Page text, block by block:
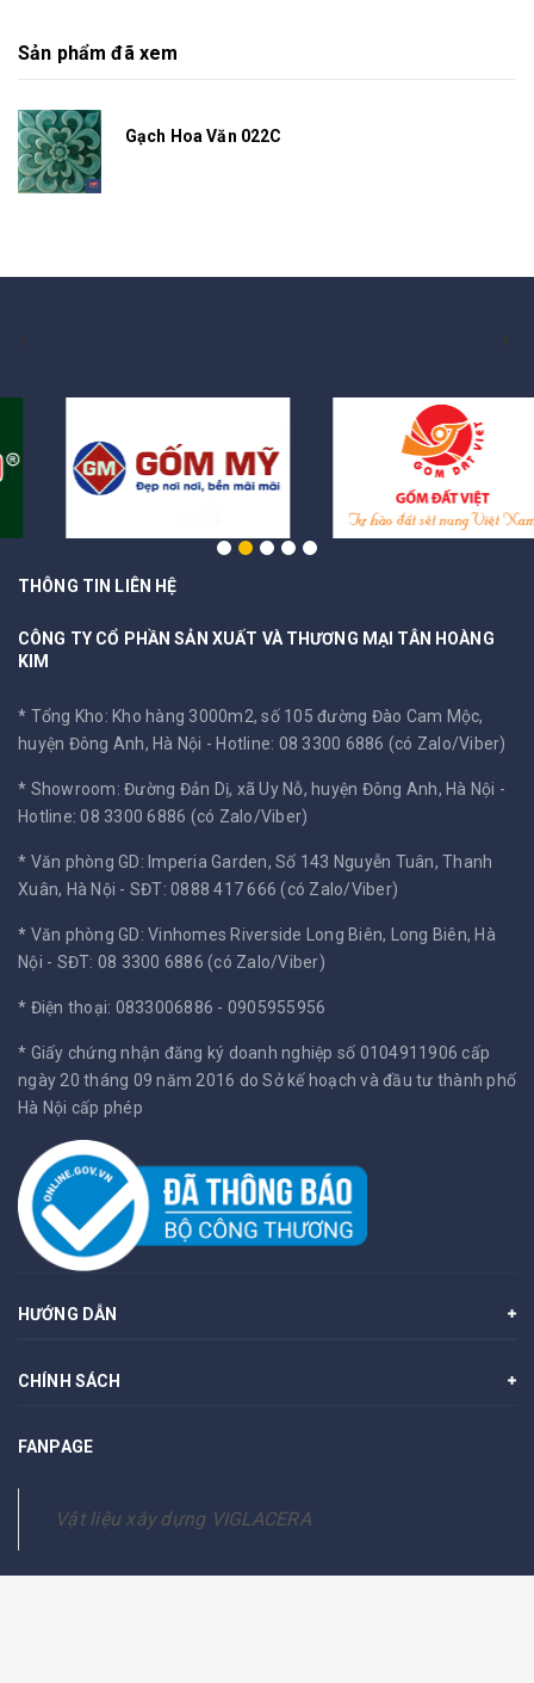
Sản phẩm đã xem
Gạch Hoa Văn 022C
THÔNG TIN LIÊN HỆ
CÔNG TY CỔ PHẦN SẢN XUẤT VÀ THƯƠNG MẠI TÂN HOÀNG
KIM
* Tổng Kho: Kho hàng 3000m2, số 105 đường Đào Cam Mộc,
huyện Đông Anh, Hà Nội - Hotline: 08 3300 6886 (có Zalo/Viber)
* Showroom: Đường Đản Dị, xã Uy Nỗ, huyện Đông Anh, Hà Nội -
Hotline: 08 3300 6886 (có Zalo/Viber)
* Văn phòng GD: Imperia Garden, Số 143 Nguyễn Tuân, Thanh
Xuân, Hà Nội - SĐT: 0888 417 666 (có Zalo/Viber)
* Văn phòng GD: Vinhomes Riverside Long Biên, Long Biên, Hà
Nội - SĐT: 08 3300 6886 (có Zalo/Viber)
* Điện thoại: 0833006886 - 0905955956
* Giấy chứng nhận đăng ký doanh nghiệp số 0104911906 cấp
ngày 20 tháng 09 năm 2016 do Sở kế hoạch và đầu tư thành phố
Hà Nội cấp phép
HƯỚNG DẪN
CHÍNH SÁCH
FANPAGE
Vật liệu xây dựng VIGLACERA